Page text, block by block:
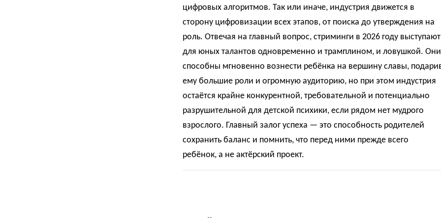
цифровых алгоритмов. Так или иначе, индустрия движется в
сторону цифровизации всех этапов, от поиска до утверждения на
роль. Отвечая на главный вопрос, стриминги в 2026 году выступают
для юных талантов одновременно и трамплином, и ловушкой. Они
способны мгновенно вознести ребёнка на вершину славы,
ему большие роли и огромную аудиторию, но при этом индустрия
остаётся крайне конкурентной, требовательной и потенциально
разрушительной для детской психики, если рядом нет мудрого
взрослого. Главный залог успеха — это способность родителей
сохранить баланс и помнить, что перед ними прежде всего
ребёнок, а не актёрский проект.